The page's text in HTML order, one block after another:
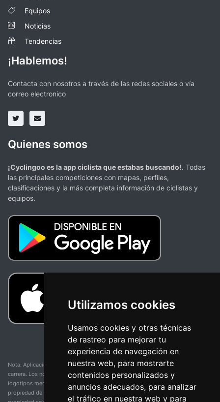
Utilizamos cookies
Usamos cookies y otras técnicas
de rastreo para mejorar tu
experiencia de navegación en
nuestra web, para mostrarte
contenidos personalizados y
anuncios adecuados, para analizar
el tráfico en nuestra web y para
Equipos
Noticias
Tendencias
¡Hablemos!
Contacta con nosotros a través de las redes sociales o vía
correo electronico
Quienes somos
¡Cyclingoo es la app ciclista que estabas buscando!. Todas
las principales competiciones con mapas, perfiles,
clasificaciones y la más completa información de ciclistas y
equipos.
Nota: Aplicación y web no oficial y no relacionada con ninguna organización o
carrera. Los nombres de equipos, competiciones, marcas comerciales y
logotipos mencionados en esta página de resultados de ciclismo son
propiedad de sus respectivos dueños. No tenemos afiliación, patrocinio ni